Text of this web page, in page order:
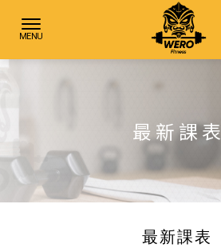
最新課表
最新課表